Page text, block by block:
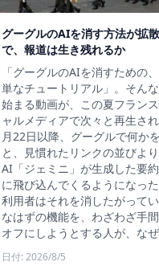
グーグルのAIを消す方法が拡
で、報道は生き残れるか
「グーグルのAIを消すための
単なチュートリアル」。そん
始まる動画が、この夏フラン
ャルメディアで次々と再生さ
月22日以降、グーグルで何か
と、見慣れたリンクの並びより
AI「ジェミニ」が生成した要
に飛び込んでくるようになっ
利用者はそれを消したがって
なはずの機能を、わざわざ手
オフにしようとする人が、な
日付: 2026/8/5